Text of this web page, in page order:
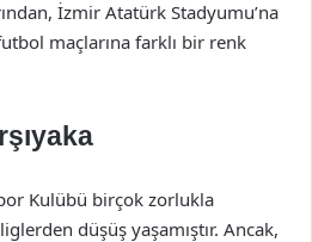
İzmir Atatürk Stadyumu’na
maçlarına farklı bir renk
Kulübü birçok zorlukla
düşüş yaşamıştır. Ancak,